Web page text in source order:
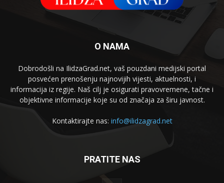
O NAMA
Dobrodošli na IlidzaGrad.net, vaš pouzdani medijski portal
posvećen prenošenju najnovijih vijesti, aktuelnosti, i
informacija iz regije. Naš cilj je osigurati pravovremene, tačne i
objektivne informacije koje su od značaja za širu javnost.
Kontaktirajte nas: info@ilidzagrad.net
PRATITE NAS